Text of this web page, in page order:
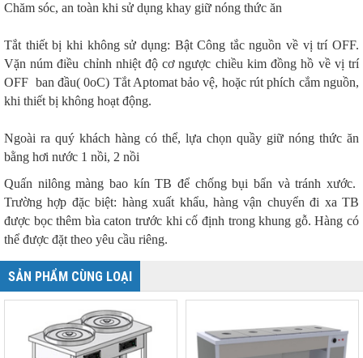
Chăm sóc, an toàn khi sử dụng khay giữ nóng thức ăn
Tắt thiết bị khi không sử dụng: Bật Công tắc nguồn về vị trí OFF.
Vặn núm điều chỉnh nhiệt độ cơ ngược chiều kim đồng hồ về vị trí
OFF ban đầu( 0oC) Tắt Aptomat bảo vệ, hoặc rút phích cắm nguồn,
khi thiết bị không hoạt động.
Ngoài ra quý khách hàng có thể, lựa chọn quầy giữ nóng thức ăn
bằng hơi nước 1 nồi, 2 nồi
Quấn nilông màng bao kín TB để chống bụi bẩn và tránh xước.
Trường hợp đặc biệt: hàng xuất khẩu, hàng vận chuyển đi xa TB
được bọc thêm bìa caton trước khi cố định trong khung gỗ. Hàng có
thể được đặt theo yêu cầu riêng.
SẢN PHẨM CÙNG LOẠI